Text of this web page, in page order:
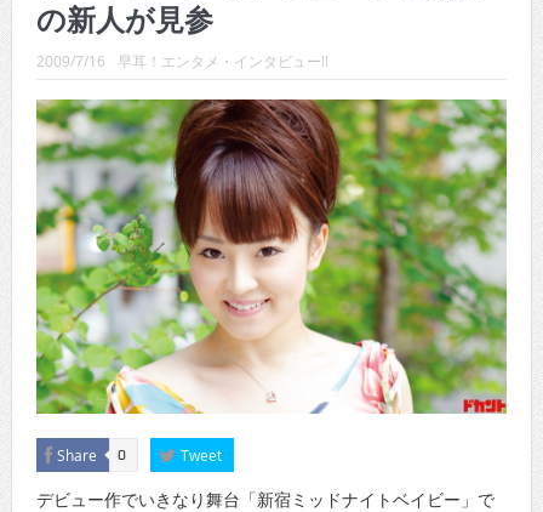
CINEMA×STYLE 293号
の新人が見参
2009/7/16 早耳！エンタメ・インタビュー!!
Share 0 Tweet
デビュー作でいきなり舞台「新宿ミッドナイトベイビー」で